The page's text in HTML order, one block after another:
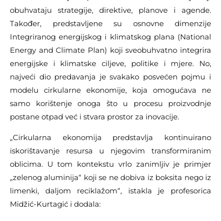
obuhvataju strategije, direktive, planove i agende.
Također, predstavljene su osnovne dimenzije
Integriranog energijskog i klimatskog plana (National
Energy and Climate Plan) koji sveobuhvatno integrira
energijske i klimatske ciljeve, politike i mjere. No,
najveći dio predavanja je svakako posvećen pojmu i
modelu cirkularne ekonomije, koja omogućava ne
samo korištenje onoga što u procesu proizvodnje
postane otpad već i stvara prostor za inovacije.
„Cirkularna ekonomija predstavlja kontinuirano
iskorištavanje resursa u njegovim transformiranim
oblicima. U tom kontekstu vrlo zanimljiv je primjer
„zelenog aluminija“ koji se ne dobiva iz boksita nego iz
limenki, daljom reciklažom“, istakla je profesorica
Midžić-Kurtagić i dodala: